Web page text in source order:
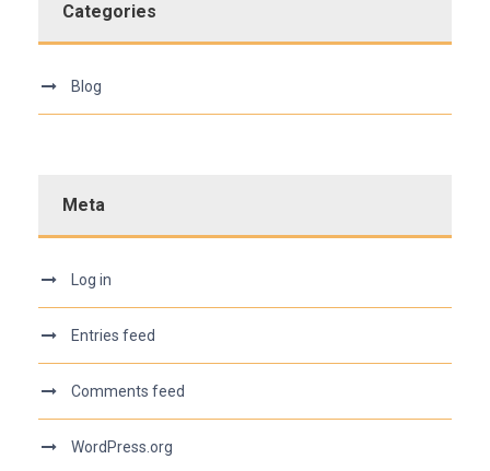
Categories
Blog
Meta
Log in
Entries feed
Comments feed
WordPress.org